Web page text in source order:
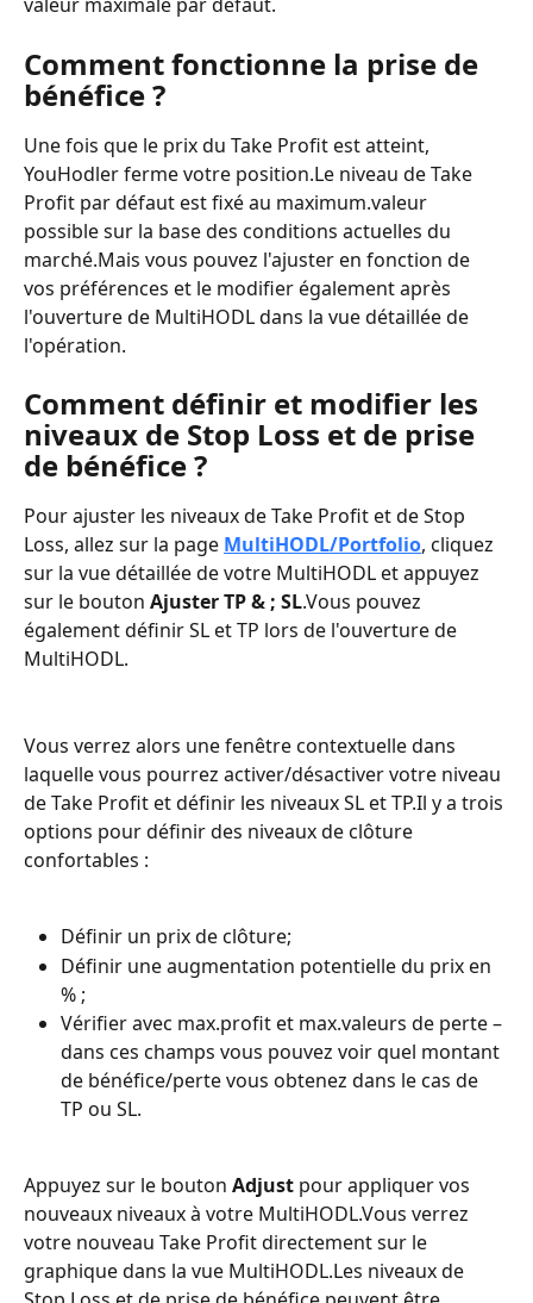
valeur maximale par défaut.
Comment fonctionne la prise de
bénéfice ?
Une fois que le prix du Take Profit est atteint,
YouHodler ferme votre position.Le niveau de Take
Profit par défaut est fixé au maximum.valeur
possible sur la base des conditions actuelles du
marché.Mais vous pouvez l'ajuster en fonction de
vos préférences et le modifier également après
l'ouverture de MultiHODL dans la vue détaillée de
l'opération.
Comment définir et modifier les
niveaux de Stop Loss et de prise
de bénéfice ?
Pour ajuster les niveaux de Take Profit et de Stop
Loss, allez sur la page MultiHODL/Portfolio, cliquez
sur la vue détaillée de votre MultiHODL et appuyez
sur le bouton Ajuster TP & ; SL.Vous pouvez
également définir SL et TP lors de l'ouverture de
MultiHODL.
Vous verrez alors une fenêtre contextuelle dans
laquelle vous pourrez activer/désactiver votre niveau
de Take Profit et définir les niveaux SL et TP.Il y a trois
options pour définir des niveaux de clôture
confortables :
Définir un prix de clôture;
Définir une augmentation potentielle du prix en
% ;
Vérifier avec max.profit et max.valeurs de perte –
dans ces champs vous pouvez voir quel montant
de bénéfice/perte vous obtenez dans le cas de
TP ou SL.
Appuyez sur le bouton Adjust pour appliquer vos
nouveaux niveaux à votre MultiHODL.Vous verrez
votre nouveau Take Profit directement sur le
graphique dans la vue MultiHODL.Les niveaux de